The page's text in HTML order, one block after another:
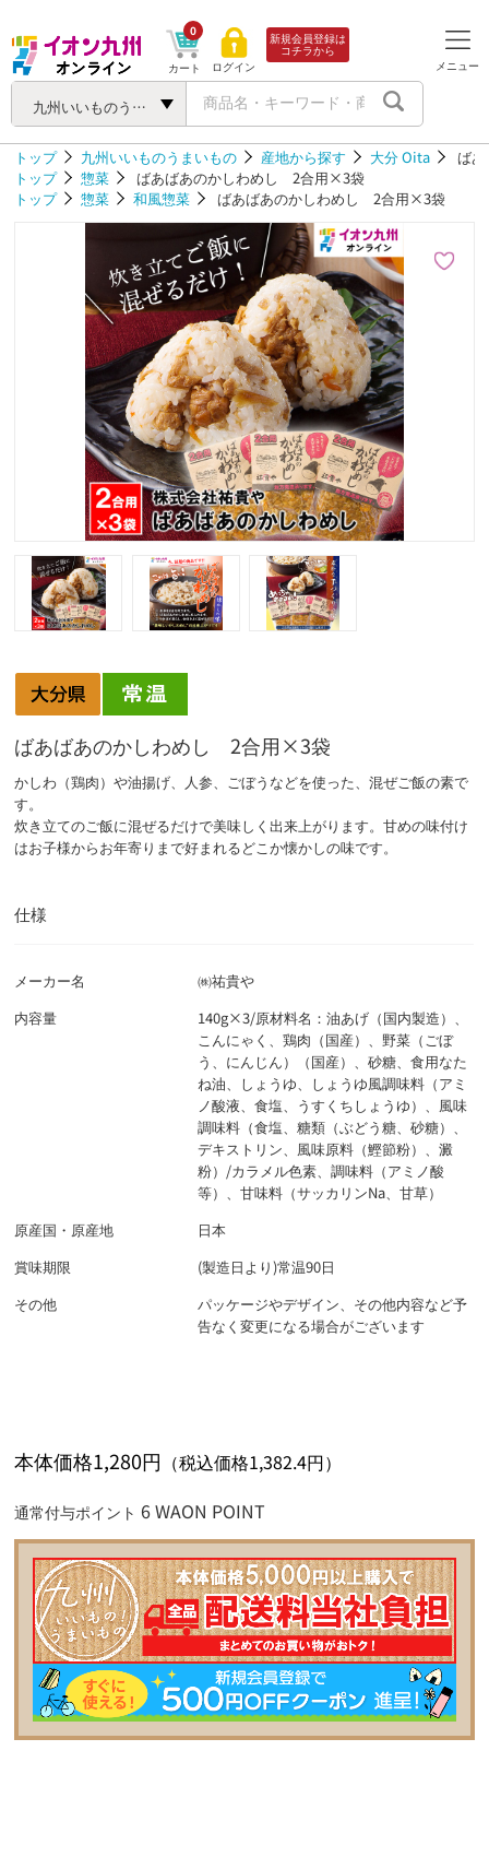
九州いいものうまいもの
カート
0
ログイン
新規会員登録は
コチラから
メニュー
トップ 九州いいものうまいもの 産地から探す 大分 Oita
ば
トップ
惣菜
ばあばあのかしわめし 2合用×3袋
トップ
惣菜 和風惣菜 ばあばあのかしわめし 2合用×3袋
ばあばあのかしわめし 2合用×3袋
かしわ（鶏肉）や油揚げ、人参、ごぼうなどを使った、混ぜご飯の素で
す。
炊き立てのご飯に混ぜるだけで美味しく出来上がります。甘めの味付け
はお子様からお年寄りまで好まれるどこか懐かしの味です。
仕様
メーカー名
㈱祐貴や
内容量
140g×3/原材料名：油あげ（国内製造）、
こんにゃく、鶏肉（国産）、野菜（ごぼ
う、にんじん）（国産）、砂糖、食用なた
ね油、しょうゆ、しょうゆ風調味料（アミ
ノ酸液、食塩、うすくちしょうゆ）、風味
調味料（食塩、糖類（ぶどう糖、砂糖）、
デキストリン、風味原料（鰹節粉）、澱
粉）/カラメル色素、調味料（アミノ酸
等）、甘味料（サッカリンNa、甘草）
原産国・原産地
日本
賞味期限
(製造日より)常温90日
その他
パッケージやデザイン、その他内容など予
告なく変更になる場合がございます
本体価格1,280円 （税込価格1,382.4円）
通常付与ポイント 6 WAON POINT